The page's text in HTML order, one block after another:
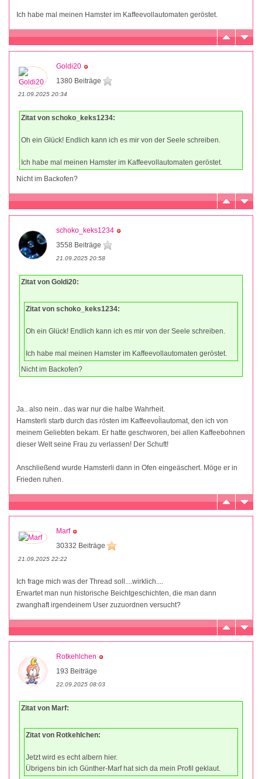
Ich habe mal meinen Hamster im Kaffeevollautomaten geröstet.
Goldi20
1380 Beiträge
21.09.2025 20:34
Zitat von schoko_keks1234:
Oh ein Glück! Endlich kann ich es mir von der Seele schreiben.
Ich habe mal meinen Hamster im Kaffeevollautomaten geröstet.
Nicht im Backofen?
schoko_keks1234
3558 Beiträge
21.09.2025 20:58
Zitat von Goldi20:
Zitat von schoko_keks1234:
Oh ein Glück! Endlich kann ich es mir von der Seele schreiben.
Ich habe mal meinen Hamster im Kaffeevollautomaten geröstet.
Nicht im Backofen?
Ja.. also nein.. das war nur die halbe Wahrheit.
Hamsterli starb durch das rösten im Kaffeevoĺlautomat, den ich von
meinem Geliebten bekam. Er hatte geschworen, bei allen Kaffeebohnen
dieser Welt seine Frau zu verlassen! Der Schuft!
Anschließend wurde Hamsterli dann in Ofen eingeäschert. Möge er in
Frieden ruhen.
Marf
30332 Beiträge
21.09.2025 22:22
Ich frage mich was der Thread soll....wirklich....
Erwartet man nun historische Beichtgeschichten, die man dann
zwanghaft irgendeinem User zuzuordnen versucht?
Rotkehlchen
193 Beiträge
22.09.2025 08:03
Zitat von Marf:
Zitat von Rotkehlchen:
Jetzt wird es echt albern hier.
Übrigens bin ich Günther-Marf hat sich da mein Profil geklaut.